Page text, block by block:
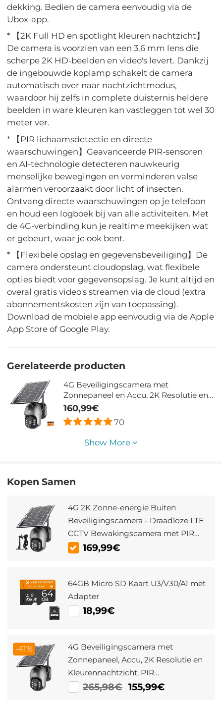
dekking. Bedien de camera eenvoudig via de
Ubox-app.
* 【2K Full HD en spotlight kleuren nachtzicht】
De camera is voorzien van een 3,6 mm lens die
scherpe 2K HD-beelden en video's levert. Dankzij
de ingebouwde koplamp schakelt de camera
automatisch over naar nachtzichtmodus,
waardoor hij zelfs in complete duisternis heldere
beelden in ware kleuren kan vastleggen tot wel 30
meter ver.
* 【PIR lichaamsdetectie en directe
waarschuwingen】Geavanceerde PIR-sensoren
en AI-technologie detecteren nauwkeurig
menselijke bewegingen en verminderen valse
alarmen veroorzaakt door licht of insecten.
Ontvang directe waarschuwingen op je telefoon
en houd een logboek bij van alle activiteiten. Met
de 4G-verbinding kun je realtime meekijken wat
er gebeurt, waar je ook bent.
* 【Flexibele opslag en gegevensbeveiliging】De
camera ondersteunt cloudopslag, wat flexibele
opties biedt voor gegevensopslag. Je kunt altijd en
overal gratis video's streamen via de cloud (extra
abonnementskosten zijn van toepassing).
Download de mobiele app eenvoudig via de Apple
App Store of Google Play.
Gerelateerde producten
4G Beveiligingscamera met
Zonnepaneel en Accu, 2K Resolutie en
Kleurennachtzicht, PIR
Bewegingsdetectie en Tweeweg Audio
– Inclusief 64GB Kaart
160,99€
70
Show More
Kopen Samen
4G 2K Zonne-energie Buiten
Beveiligingscamera - Draadloze LTE
CCTV Bewakingscamera met PIR
Bewegingsdetectie, Tweewegaudio,
EU Versie + Standaard + 2m
Verlengkabel
169,99€
64GB Micro SD Kaart U3/V30/A1 met
Adapter
18,99€
-41%
4G Beveiligingscamera met
Zonnepaneel, Accu, 2K Resolutie en
Kleurennachtzicht, PIR
Bewegingsdetectie en Tweeweg
265,98€ 155,99€